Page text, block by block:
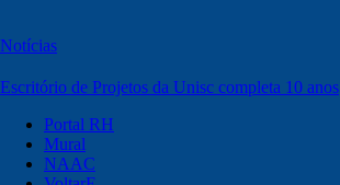
Notícias
Escritório de Projetos da Unisc completa 10 anos
Portal RH
Mural
NAAC